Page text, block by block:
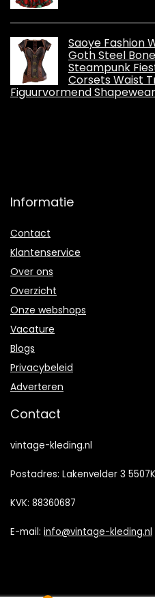
Saoye Fashion
Goth Steel
Steampunk
Corsets Waist
Figuurvormend
Informatie
Contact
Klantenservice
Over ons
Overzicht
Onze webshops
Vacature
Blogs
Privacybeleid
Adverteren
Contact
vintage-kleding.nl
Postadres: Lakenvelder 3
KVK: 88360687
E-mail: info@vintage-kleding.nl